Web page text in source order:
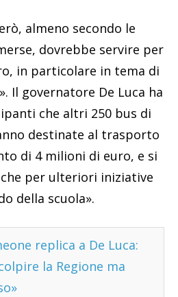
almeno secondo le
dovrebbe servire per
in particolare in tema di
Il governatore De Luca ha
che altri 250 bus di
destinate al trasporto
di 4 milioni di euro, e si
per ulteriori iniziative
della scuola».
replica a De Luca:
la Regione ma